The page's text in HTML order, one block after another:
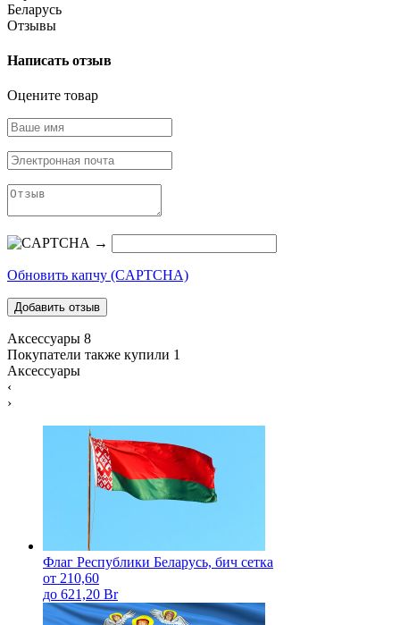
Беларусь
Отзывы
Написать отзыв
Оцените товар
→
Обновить капчу (CAPTCHA)
Аксессуары 8
Покупатели также купили 1
Аксессуары
‹
›
Флаг Республики Беларусь, бич сетка
от 210,60
до 621,20 Br